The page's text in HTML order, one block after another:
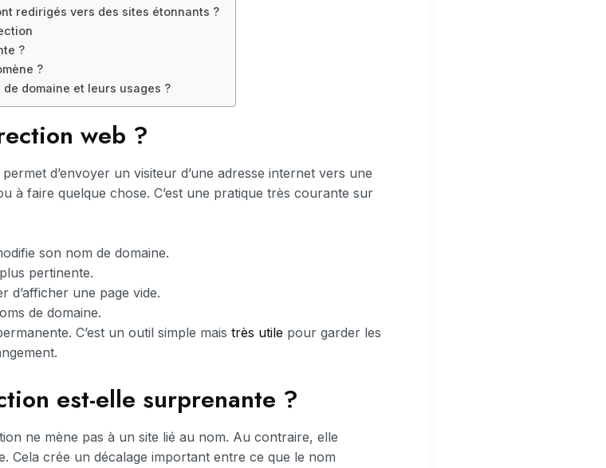
redirigés vers des sites étonnants ?
?
?
domaine et leurs usages ?
web ?
d’envoyer un visiteur d’une adresse internet vers une
à faire quelque chose. C’est une pratique très courante sur
son nom de domaine.
pertinente.
d’afficher une page vide.
de domaine.
C’est un outil simple mais très utile pour garder les
est-elle surprenante ?
ne mène pas à un site lié au nom. Au contraire, elle
Cela crée un décalage important entre ce que le nom